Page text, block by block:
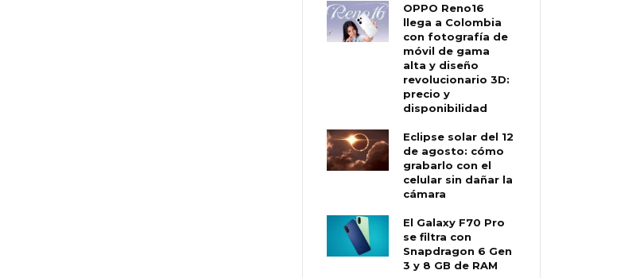
OPPO Reno16
llega a Colombia
con fotografía de
móvil de gama
alta y diseño
revolucionario 3D:
precio y
disponibilidad
Eclipse solar del 12
de agosto: cómo
grabarlo con el
celular sin dañar la
cámara
El Galaxy F70 Pro
se filtra con
Snapdragon 6 Gen
3 y 8 GB de RAM